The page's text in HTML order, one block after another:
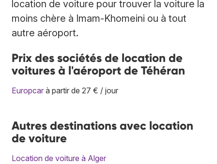
location de voiture pour trouver la voiture la
moins chère à Imam-Khomeini ou à tout
autre aéroport.
Prix des sociétés de location de
voitures à l'aéroport de Téhéran
Europcar à partir de 27 € / jour
Autres destinations avec location
de voiture
Location de voiture à Alger